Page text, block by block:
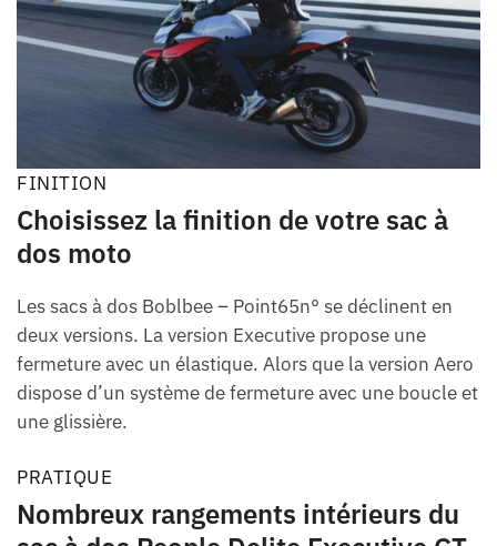
FINITION
Choisissez la finition de votre sac à
dos moto
Les sacs à dos Boblbee – Point65n° se déclinent en
deux versions. La version Executive propose une
fermeture avec un élastique. Alors que la version Aero
dispose d’un système de fermeture avec une boucle et
une glissière.
PRATIQUE
Nombreux rangements intérieurs du